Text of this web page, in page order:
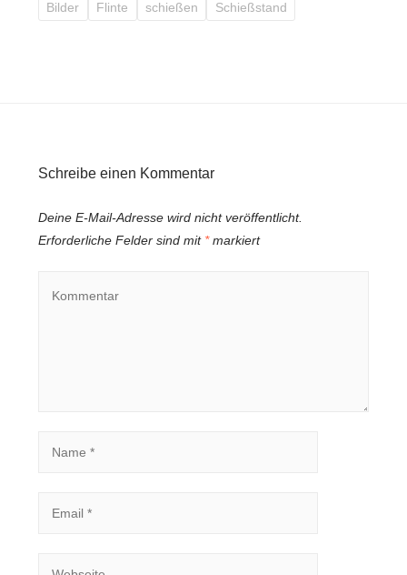
Bilder Flinte schießen Schießstand
Schreibe einen Kommentar
Deine E-Mail-Adresse wird nicht veröffentlicht.
Erforderliche Felder sind mit *markiert